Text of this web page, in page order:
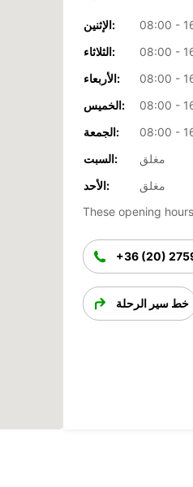
الإثنين:
08:00 -
الثلاثاء:
08:00 -
الأربعاء:
08:00 -
الخميس:
08:00 -
الجمعة:
08:00 -
السبت:
مغلق
الأحد:
مغلق
These opening
+36 (20)
خط سير الرحلة